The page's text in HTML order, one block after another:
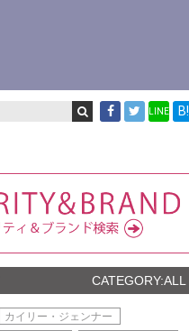
LINE B!
CATEGORY:ALL
カイリー・ジェンナー